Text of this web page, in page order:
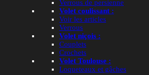
Verrous de persienne
Volet coulissant :
Voir les articles
Verrous
Volet niçois :
Couplets
Crochets
Volet Toulouse :
Loqueteaux et gâches